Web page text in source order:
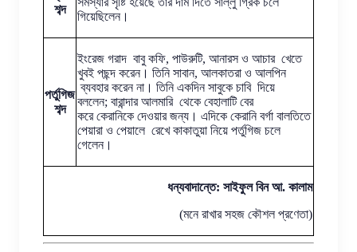
শব্দ
গিয়েছিলেন।
পর্তুগিজ
শব্দ
ইংরেজ গরাদ বাবু কফি, পাউরুটি, আনারস ও আচার খেতে
খুবই পছন্দ করেন। তিনি সাবান, আলকাতরা ও আলপিন
ব্যবহার করেন না। তিনি একদিন সাবুকে চাবি দিয়ে
বললেন; বারান্দার আলমারি থেকে বেহালাটি বের
করে কেরানিকে দেওয়ার জন্য। এদিকে কেরানি বর্গা বালতিতে
পেয়ারা ও পেয়ালে রেখে কাকাতুয়া নিয়ে পর্তুগিজ চলে
গেলেন।
ধন্যবাদান্তে: সাইফুল বিন আ. কালাম
(মনে রাখার সহজ কৌশল প্রণেতা)